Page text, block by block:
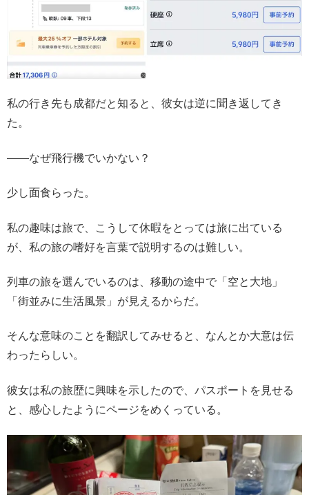
私の行き先も成都だと知ると、彼女は逆に聞き返してき
た。
――なぜ飛行機でいかない？
少し面食らった。
私の趣味は旅で、こうして休暇をとっては旅に出ている
が、私の旅の嗜好を言葉で説明するのは難しい。
列車の旅を選んでいるのは、移動の途中で「空と大地」
「街並みに生活風景」が見えるからだ。
そんな意味のことを翻訳してみせると、なんとか大意は伝
わったらしい。
彼女は私の旅歴に興味を示したので、パスポートを見せる
と、感心したようにページをめくっている。